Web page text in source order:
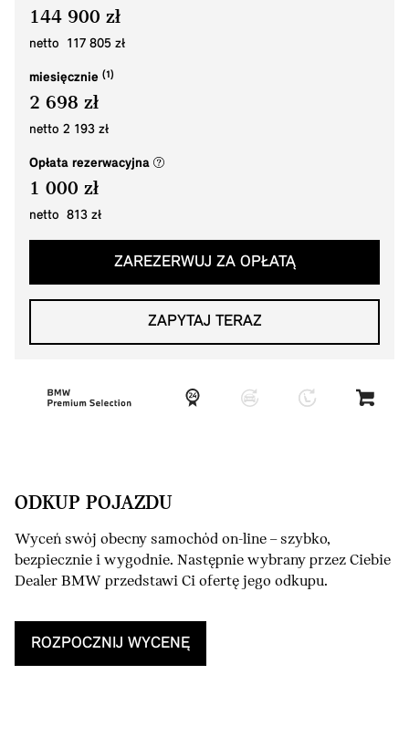
144 900 zł
netto 117 805 zł
miesięcznie
2 698 zł
netto 2 193 zł
Opłata rezerwacyjna (nowe okno)
1 000 zł
netto 813 zł
ZAREZERWUJ ZA OPŁATĄ
ZAPYTAJ TERAZ
ODKUP POJAZDU
Wyceń swój obecny samochód on-line – szybko,
bezpiecznie i wygodnie. Następnie wybrany przez Ciebie
Dealer BMW przedstawi Ci ofertę jego odkupu.
ROZPOCZNIJ WYCENĘ